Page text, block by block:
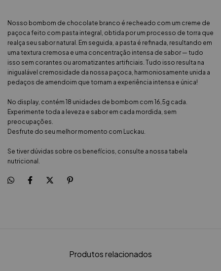
Nosso bombom de chocolate branco é recheado com um creme de
paçoca feito com pasta integral, obtida por um processo de torra que
realça seu sabor natural. Em seguida, a pasta é refinada, resultando em
uma textura cremosa e uma concentração intensa de sabor — tudo
isso sem corantes ou aromatizantes artificiais. Tudo isso resulta na
inigualável cremosidade da nossa paçoca, harmoniosamente unida a
pedaços de amendoim que tornam a experiência intensa e única!
No display, contém 18 unidades de bombom com 16,5g cada.
Experimente toda a leveza e sabor em cada mordida, sem
preocupações.
Desfrute do seu melhor momento com Luckau.
Se tiver dúvidas sobre os benefícios, consulte a nossa tabela
nutricional.
Produtos relacionados